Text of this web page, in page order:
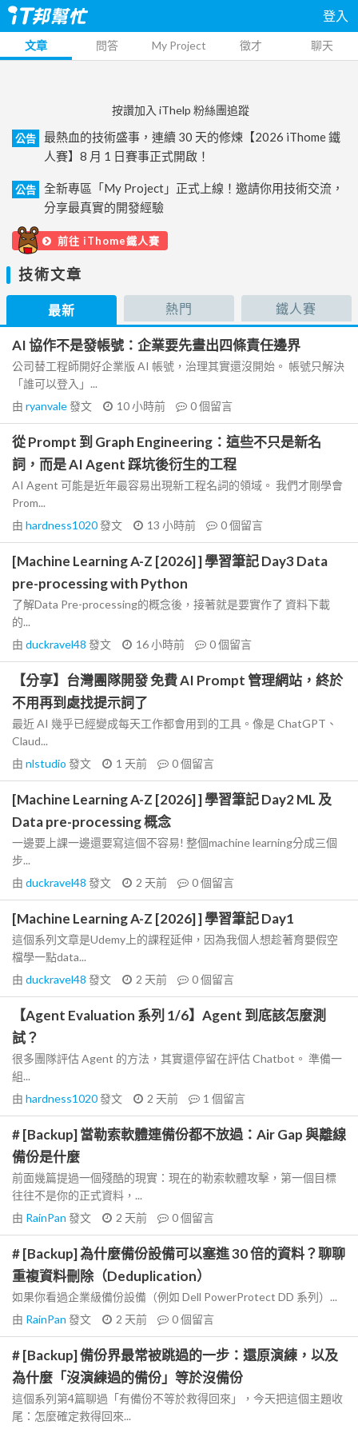
登入
文章 問答 My Project 徵才 聊天
按讚加入 iThelp 粉絲團追蹤
公告
最熱血的技術盛事，連續 30 天的修煉【2026 iThome 鐵
人賽】8 月 1 日賽事正式開啟！
公告
全新專區「My Project」正式上線！邀請你用技術交流，
分享最真實的開發經驗
前往 iThome鐵人賽
技術文章
最新 熱門 鐵人賽
AI 協作不是發帳號：企業要先畫出四條責任邊界
公司替工程師開好企業版 AI 帳號，治理其實還沒開始。 帳號只解決
「誰可以登入」...
由 ryanvale發文 10 小時前 0個留言
從 Prompt 到 Graph Engineering：這些不只是新名
詞，而是 AI Agent 踩坑後衍生的工程
AI Agent 可能是近年最容易出現新工程名詞的領域。 我們才剛學會
Prom...
由 hardness1020發文 13 小時前 0個留言
[Machine Learning A-Z [2026] ] 學習筆記 Day3 Data
pre-processing with Python
了解Data Pre-processing的概念後，接著就是要實作了 資料下載
的...
由 duckravel48 發文 16 小時前 0個留言
【分享】台灣團隊開發 免費 AI Prompt 管理網站，終於
不用再到處找提示詞了
最近 AI 幾乎已經變成每天工作都會用到的工具。像是 ChatGPT、
Claud...
由 nlstudio 發文 1 天前 0個留言
[Machine Learning A-Z [2026] ] 學習筆記 Day2 ML 及
Data pre-processing 概念
一邊要上課一邊還要寫這個不容易! 整個machine learning分成三個
步...
由 duckravel48 發文 2 天前 0個留言
[Machine Learning A-Z [2026] ] 學習筆記 Day1
這個系列文章是Udemy上的課程延伸，因為我個人想趁著育嬰假空
檔學一點data...
由 duckravel48 發文 2 天前 0個留言
【Agent Evaluation 系列 1/6】Agent 到底該怎麼測
試？
很多團隊評估 Agent 的方法，其實還停留在評估 Chatbot。 準備一
組...
由 hardness1020發文 2 天前 1 個留言
# [Backup] 當勒索軟體連備份都不放過：Air Gap 與離線
備份是什麼
前面幾篇提過一個殘酷的現實：現在的勒索軟體攻擊，第一個目標
往往不是你的正式資料，...
由 RainPan 發文 2 天前 0個留言
# [Backup] 為什麼備份設備可以塞進 30 倍的資料？聊聊
重複資料刪除（Deduplication）
如果你看過企業級備份設備（例如 Dell PowerProtect DD 系列）...
由 RainPan 發文 2 天前 0個留言
# [Backup] 備份界最常被跳過的一步：還原演練，以及
為什麼「沒演練過的備份」等於沒備份
這個系列第4篇聊過「有備份不等於救得回來」，今天把這個主題收
尾：怎麼確定救得回來...